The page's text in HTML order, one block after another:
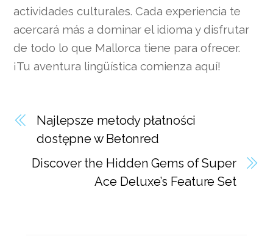
actividades culturales. Cada experiencia te
acercará más a dominar el idioma y disfrutar
de todo lo que Mallorca tiene para ofrecer.
¡Tu aventura lingüística comienza aquí!
Najlepsze metody płatności
dostępne w Betonred
Discover the Hidden Gems of Super
Ace Deluxe’s Feature Set